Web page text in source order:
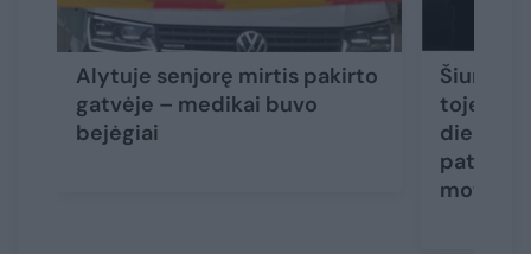
Alytuje senjorę mirtis pakirto
gatvėje – medikai buvo
bejėgiai
Šiurpūs
toje
dieną
paties
moterys